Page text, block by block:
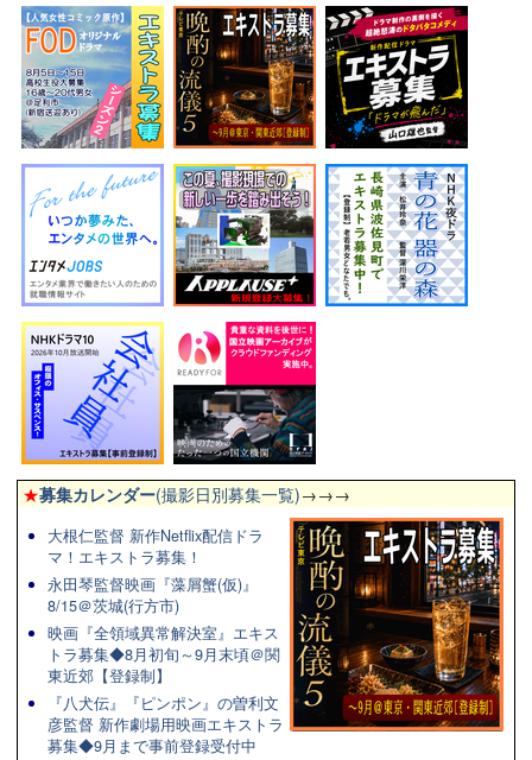
★募集カレンダー(撮影日別募集一覧)→→→
大根仁監督 新作Netflix配信ドラ
マ！エキストラ募集！
永田琴監督映画『藻屑蟹(仮)』
8/15＠茨城(行方市)
映画『全領域異常解決室』エキス
トラ募集◆8月初旬～9月末頃＠関
東近郊【登録制】
『八犬伝』『ピンポン』の曽利文
彦監督 新作劇場用映画エキストラ
募集◆9月まで事前登録受付中